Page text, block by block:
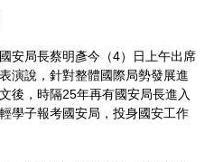
安局長蔡明彥今（4）日上午出席
演說，針對整體國際局勢發展進
後，時隔25年再有國安局長進入
學子報考國安局，投身國安工作